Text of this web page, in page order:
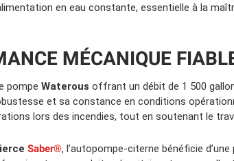
en eau constante, essentielle à la
MÉCANIQUE
pompe Waterous offrant un débit de 1 500
et sa constance en conditions
lors des incendies, tout en soutenant le
Saber®, l’autopompe-citerne bénéficie